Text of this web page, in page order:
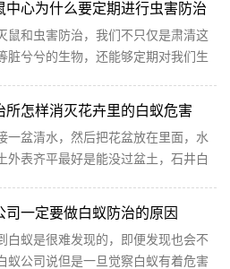
中心为什么要定期进行虫害防治
鼠和虫害防治，我们不只仅是肃清这
脏兮兮的生物，还能够定期对我们生
所怎样消灭花卉里的白蚁危害
一盆清水，然后把花盆放在里面，水
外表齐平最好是能没过盆土，石井白
司一定要做白蚁防治的原因
白蚁是很难发现的，即便发现也会不
蚁公司说但是一旦觉察白蚁有着危害